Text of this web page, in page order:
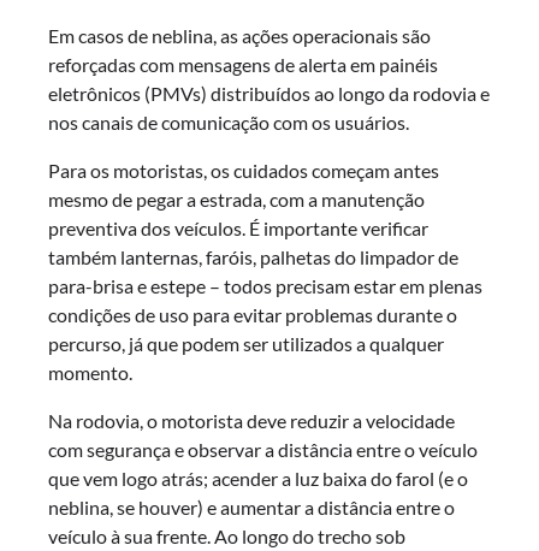
Em casos de neblina, as ações operacionais são
reforçadas com mensagens de alerta em painéis
eletrônicos (PMVs) distribuídos ao longo da rodovia e
nos canais de comunicação com os usuários.
Para os motoristas, os cuidados começam antes
mesmo de pegar a estrada, com a manutenção
preventiva dos veículos. É importante verificar
também lanternas, faróis, palhetas do limpador de
para-brisa e estepe – todos precisam estar em plenas
condições de uso para evitar problemas durante o
percurso, já que podem ser utilizados a qualquer
momento.
Na rodovia, o motorista deve reduzir a velocidade
com segurança e observar a distância entre o veículo
que vem logo atrás; acender a luz baixa do farol (e o
neblina, se houver) e aumentar a distância entre o
veículo à sua frente. Ao longo do trecho sob